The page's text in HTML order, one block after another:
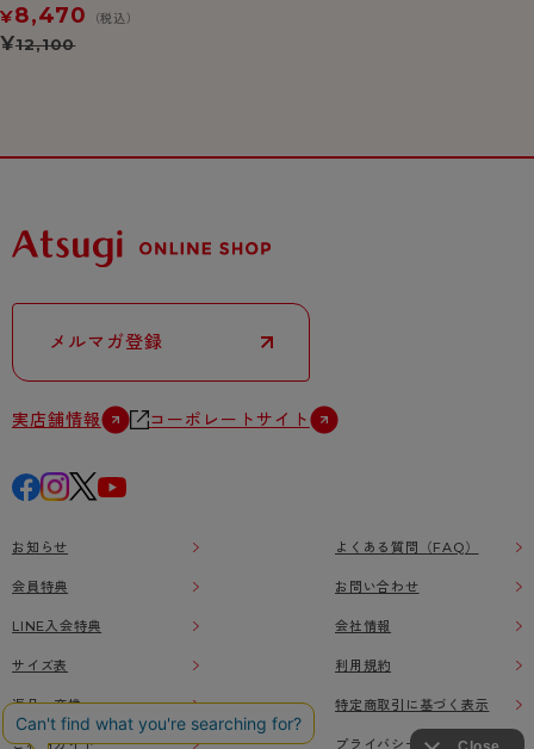
¥8,470 （税込）
¥12,100
メルマガ登録
実店舗情報 コーポレートサイト
お知らせ
会員特典
LINE入会特典
サイズ表
返品・交換
ご利用ガイド
よくある質問（FAQ）
お問い合わせ
会社情報
利用規約
特定商取引に基づく表示
プライバシーポリシー